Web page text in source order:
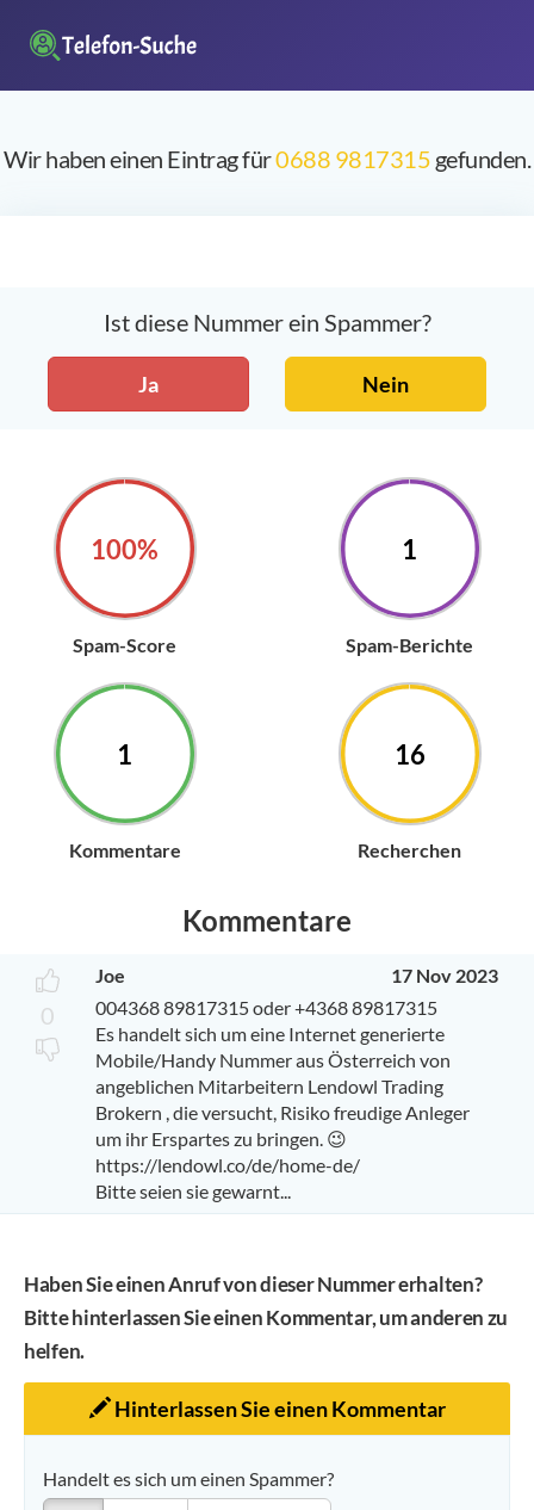
Wir haben einen Eintrag für0688 9817315 gefunden.
Ist diese Nummer ein Spammer?
Ja Nein
100%
Spam-Score
1
Spam-Berichte
1
Kommentare
16
Recherchen
Kommentare
0
Joe
17 Nov 2023
004368 89817315 oder +4368 89817315
Es handelt sich um eine Internet generierte
Mobile/Handy Nummer aus Österreich von
angeblichen Mitarbeitern Lendowl Trading
Brokern , die versucht, Risiko freudige Anleger
um ihr Erspartes zu bringen. 😉
https://lendowl.co/de/home-de/
Bitte seien sie gewarnt...
Haben Sie einen Anruf von dieser Nummer erhalten?
Bitte hinterlassen Sie einen Kommentar, um anderen zu
helfen.
Hinterlassen Sie einen Kommentar
Handelt es sich um einen Spammer?